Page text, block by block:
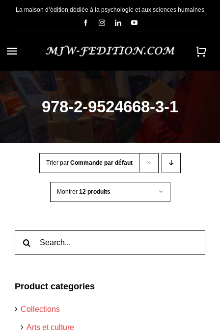
PasserLa maison d’édition dédiée à la psychologie et aux sciences humaines
Navigation
à
bascule
ACCUEIL
NOUS CONNAÎTRE
CONTACT
978-2-9524668-3-1
Trier par Commande par défaut
Montrer 12 produits
Product categories
Collections
Arts et culture